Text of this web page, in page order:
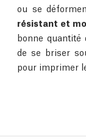
ou se
résistant et
bonne quantité
de se briser
pour imprimer